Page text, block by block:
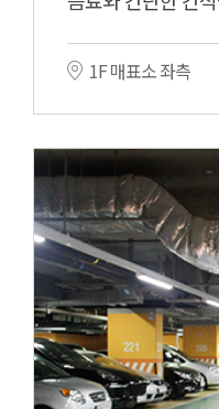
1F 매표소 좌측